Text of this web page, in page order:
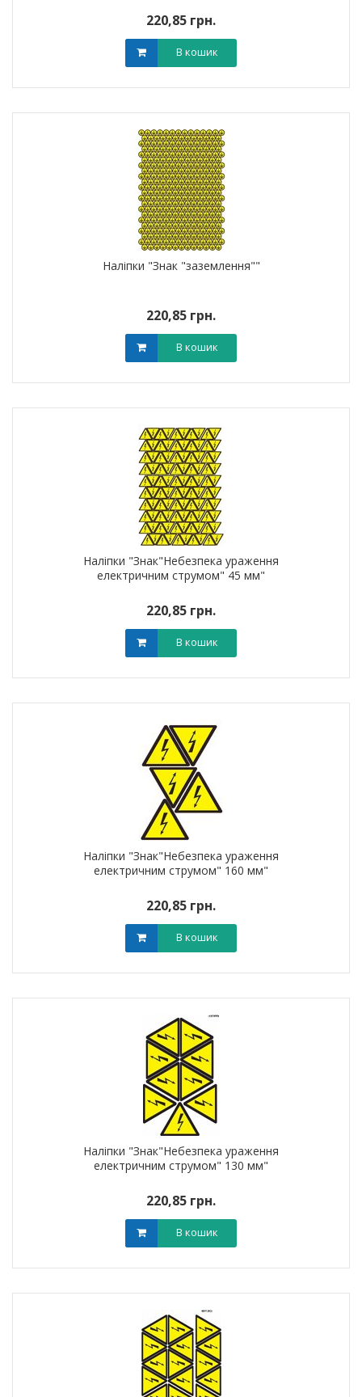
220,85 грн.
В кошик
Наліпки "Знак "заземлення""
220,85 грн.
В кошик
Наліпки "Знак"Небезпека ураження
електричним струмом" 45 мм"
220,85 грн.
В кошик
Наліпки "Знак"Небезпека ураження
електричним струмом" 160 мм"
220,85 грн.
В кошик
Наліпки "Знак"Небезпека ураження
електричним струмом" 130 мм"
220,85 грн.
В кошик